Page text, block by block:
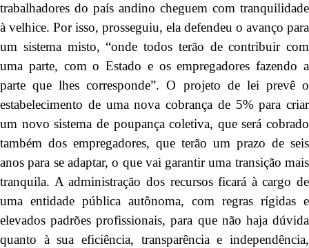
trabalhadores do país andino cheguem com tranquilidade
à velhice. Por isso, prosseguiu, ela defendeu o avanço para
um sistema misto, “onde todos terão de contribuir com
uma parte, com o Estado e os empregadores fazendo a
parte que lhes corresponde”. O projeto de lei prevê o
estabelecimento de uma nova cobrança de 5% para criar
um novo sistema de poupança coletiva, que será cobrado
também dos empregadores, que terão um prazo de seis
anos para se adaptar, o que vai garantir uma transição mais
tranquila. A administração dos recursos ficará à cargo de
uma entidade pública autônoma, com regras rígidas e
elevados padrões profissionais, para que não haja dúvida
quanto à sua eficiência, transparência e independência,